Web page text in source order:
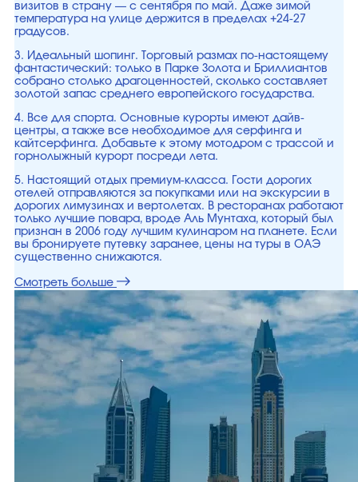
визитов в страну — с сентября по май. Даже зимой
температура на улице держится в пределах +24-27
градусов.
3. Идеальный шопинг. Торговый размах по-настоящему
фантастический: только в Парке Золота и Бриллиантов
собрано столько драгоценностей, сколько составляет
золотой запас среднего европейского государства.
4. Все для спорта. Основные курорты имеют дайв-
центры, а также все необходимое для серфинга и
кайтсерфинга. Добавьте к этому мотодром с трассой и
горнолыжный курорт посреди лета.
5. Настоящий отдых премиум-класса. Гости дорогих
отелей отправляются за покупками или на экскурсии в
дорогих лимузинах и вертолетах. В ресторанах работают
только лучшие повара, вроде Аль Мунтаха, который был
признан в 2006 году лучшим кулинаром на планете. Если
вы бронируете путевку заранее, цены на туры в ОАЭ
существенно снижаются.
Смотреть больше